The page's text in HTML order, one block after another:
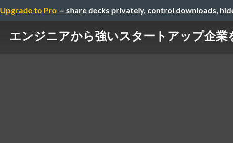
Upgrade to Pro — share decks privately, control downloads,
エンジニアから強いスタートアップ企業